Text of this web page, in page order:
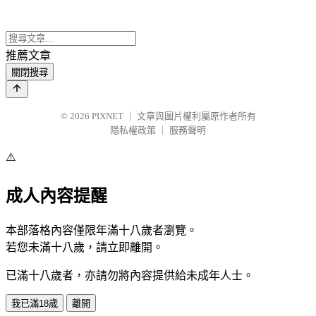
推薦文章
關閉搜尋
© 2026 PIXNET
文章與圖片權利屬原作者所有
隱私權政策
服務聲明
⚠️
成人內容提醒
本部落格內容僅限年滿十八歲者瀏覽。
若您未滿十八歲，請立即離開。
已滿十八歲者，亦請勿將內容提供給未成年人士。
我已滿18歲 離開